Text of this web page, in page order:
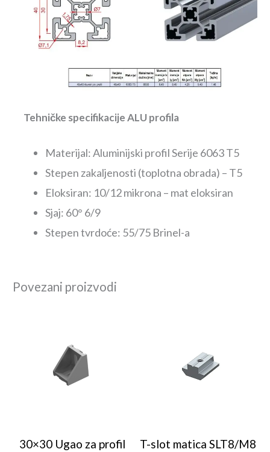
Tehničke specifikacije ALU profila
Materijal: Aluminijski profil Serije 6063 T5
Stepen zakaljenosti (toplotna obrada) – T5
Eloksiran: 10/12 mikrona – mat eloksiran
Sjaj: 60° 6/9
Stepen tvrdoće: 55/75 Brinel-a
Povezani proizvodi
30×30 Ugao za profil T-slot matica SLT8/M8